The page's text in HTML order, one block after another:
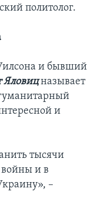
политолог.
и бывший
Яловицназывает
и
тысячи
и в
–